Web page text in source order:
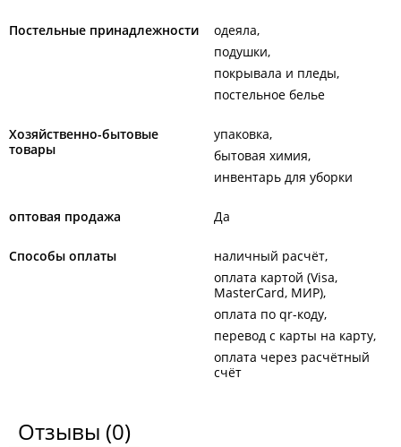
Постельные принадлежности
одеяла
подушки
покрывала и пледы
постельное белье
Хозяйственно-бытовые
товары
упаковка
бытовая химия
инвентарь для уборки
оптовая продажа Да
Способы оплаты
наличный расчёт
оплата картой (Visa,
MasterCard, МИР)
оплата по qr-коду
перевод с карты на карту
оплата через расчётный
счёт
Отзывы (0)